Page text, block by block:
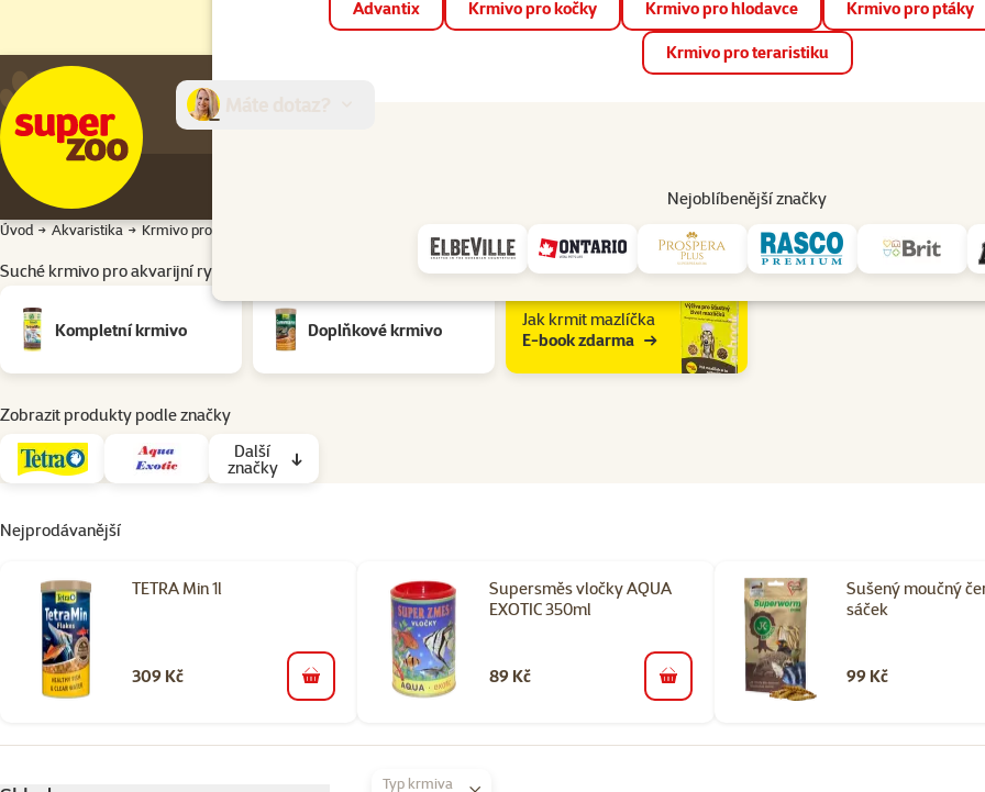
📱 Stáhněte si novou aplikaci Super zoo.Více informací
Advantix Krmivo pro kočky Krmivo pro hlodavce Krmivo pro ptáky
Krmivo pro teraristiku
Nejoblíbenější značky
Prodejny Služby
Úvod Akvaristika Krmivo pro ryby
Suché krmivo pro akvarijní ryby Typ krmiva: Pelety
Kompletní krmivo
Doplňkové krmivo
Jak krmit mazlíčka
E-book zdarma
Zobrazit produkty podle značky
Další
značky
Nejprodávanější
TETRA Min 1l
309 Kč do košíku
Supersměs vločky AQUA
EXOTIC 350ml
89 Kč do košíku
Sušený moučný
sáček
99 Kč
Vybrané filtry
Typ krmiva